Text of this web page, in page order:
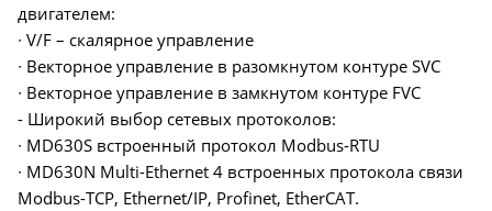
двигателем:
∙ V/F – скалярное управление
∙ Векторное управление в разомкнутом контуре SVC
∙ Векторное управление в замкнутом контуре FVC
- Широкий выбор сетевых протоколов:
∙ MD630S встроенный протокол Modbus-RTU
∙ MD630N Multi-Ethernet 4 встроенных протокола связи
Modbus-TCP, Ethernet/IP, Profinet, EtherCAT.